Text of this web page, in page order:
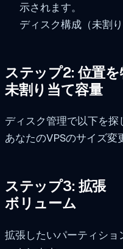
示されます。
ディスク構成（未割
ステップ2: 位置
未割り当て容量
ディスク管理で以下を探
あなたのVPSのサイズ変
ステップ3: 拡張
ボリューム
拡張したいパーティショ